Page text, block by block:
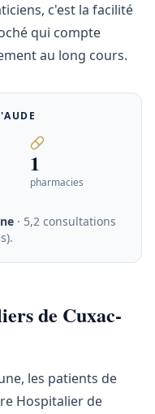
c'est la facilité
qui compte
au long cours.
1
pharmacies
· 5,2 consultations
.
de Cuxac-
les patients de
Hospitalier de